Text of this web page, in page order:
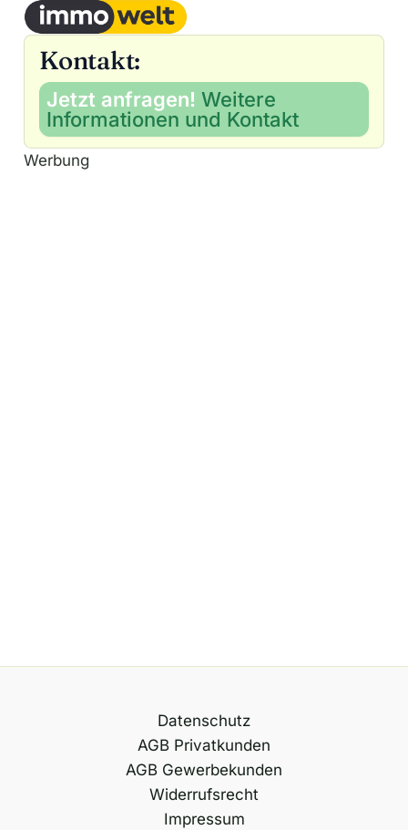
Kontakt:
Jetzt anfragen! Weitere
Informationen und Kontakt
Werbung
Datenschutz
AGB Privatkunden
AGB Gewerbekunden
Widerrufsrecht
Impressum